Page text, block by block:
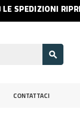
LE SPEDIZIONI

CONTATTACI